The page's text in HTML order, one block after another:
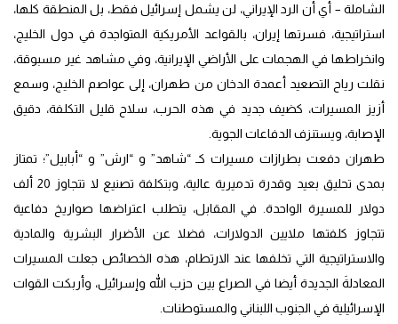
الشاملة – أي أن الرد الإيراني، لن يشمل إسرائيل فقط، بل المنطقة كلها،
استراتيجية، فسرتها إيران، بالقواعد الأمريكية المتواجدة في دول الخليج،
وانخراطها في الهجمات على الأراضي الإيرانية، وفي مشاهد غير مسبوقة،
نقلت رياح التصعيد أعمدة الدخان من طهران، إلى عواصم الخليج، وسمع
أزيز المسيرات، كضيف جديد في هذه الحرب، سلاح قليل التكلفة، دقيق
الإصابة، ويستنزف الدفاعات الجوية.
طهران دفعت بطرازات مسيرات كـ “شاهد” و “ارش” و “أبابيل”؛ تمتاز
بمدى تحليق بعيد وقدرة تدميرية عالية، وبتكلفة تصنيع لا تتجاوز 20 ألف
دولار للمسيرة الواحدة. في المقابل، يتطلب اعتراضها صواريخ دفاعية
تتجاوز كلفتها ملايين الدولارات، فضلا عن الأضرار البشرية والمادية
والاستراتيجية التي تخلفها عند الارتطام، هذه الخصائص جعلت المسيرات
المعادلةَ الجديدة أيضا في الصراع بين حزب الله وإسرائيل، وأربكت القوات
الإسرائيلية في الجنوب اللبناني والمستوطنات.